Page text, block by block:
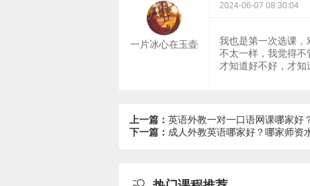
一片冰心在玉壶
2024-06-07 08:30:04
我也是第一次选课
不太一样，我觉得
才知道好不好，才
上一篇： 英语外教一对一口语网课哪家好
下一篇： 成人外教英语哪家好？哪家师资